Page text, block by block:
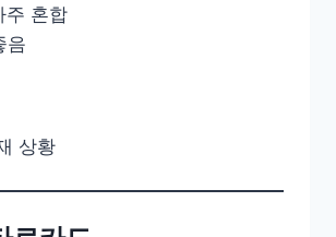
주 혼합
음
상황